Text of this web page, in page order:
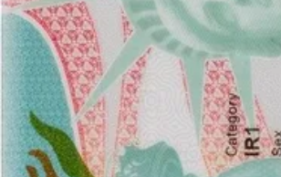
التقط الصورة من مسافة حوالي 20 بوصة من وجهك. للحصول على